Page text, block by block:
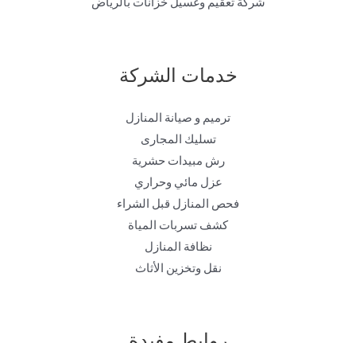
خدمات الشركة
ترميم و صيانة المنازل
تسليك المجارى
رش مبيدات حشرية
عزل مائي وحراري
فحص المنازل قبل الشراء
كشف تسربات المياة
نظافة المنازل
نقل وتخزين الأثاث